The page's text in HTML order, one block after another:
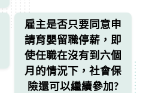
雇主是否只要同意申
請育嬰留職停薪，即
使任職在沒有到六個
月的情況下，社會保
險還可以繼續參加?